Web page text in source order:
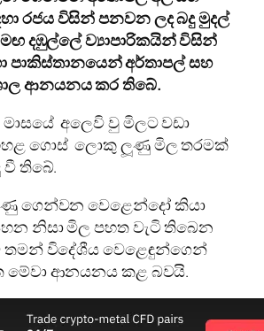
රජය විසින් පනවන ලද බදු මුදල්
දඹුල්ලේ ව්‍යාපාරිකයින් විසින්
පාකිස්තානයෙන් අර්තාපල් සහ
ආනයනය කර තිබේ.
අලෙවි වු මිලට වඩා
ගොස් ලොකු ලූණු මිල තරමක්
වී තිබේ.
ගෙන්වන වෙළෙන්දෝ කියා
නිසා මිල පහත වැටි තිබෙන
තමන් විදේශීය වෙළෙඳුන්ගෙන්
මේවා ආනයනය කළ බවයි.